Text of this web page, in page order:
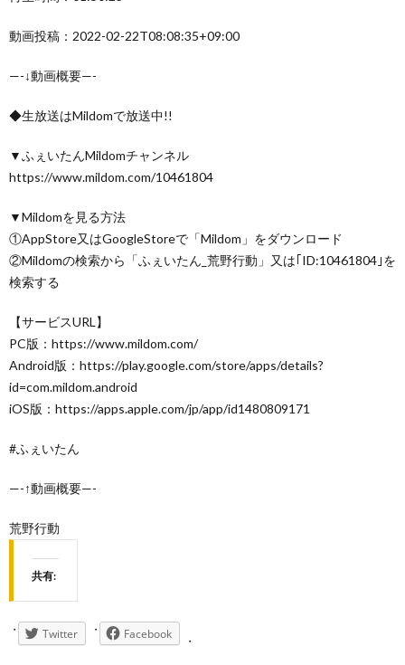
動画投稿：2022-02-22T08:08:35+09:00
—-↓動画概要—-
◆生放送はMildomで放送中!!
▼ふぇいたんMildomチャンネル
https://www.mildom.com/10461804
▼Mildomを見る方法
①AppStore又はGoogleStoreで「Mildom」をダウンロード
②Mildomの検索から「ふぇいたん_荒野行動」又は｢ID:10461804｣を
検索する
【サービスURL】
PC版：https://www.mildom.com/
Android版：https://play.google.com/store/apps/details?
id=com.mildom.android
iOS版：https://apps.apple.com/jp/app/id1480809171
#ふぇいたん
—-↑動画概要—-
荒野行動
共有:
Twitter Facebook